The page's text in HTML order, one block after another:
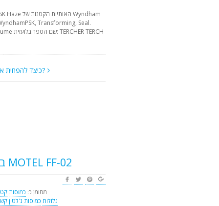
כיצד להפחית את המחיר?
בסביבה הקרובה של MOTEL FF-02
מסומן כ: כמוסות
גלולות כמוסות ג'לטין